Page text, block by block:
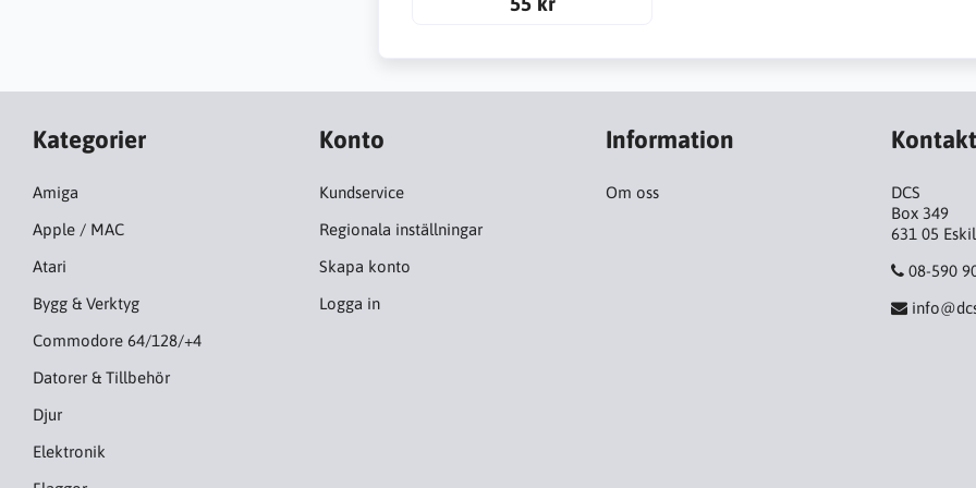
Kategorier
Amiga
Apple / MAC
Atari
Bygg & Verktyg
Commodore 64/128/+4
Datorer & Tillbehör
Djur
Elektronik
Konto
Kundservice
Regionala inställningar
Skapa konto
Logga in
Information
Om oss
Kontakt
DCS
Box 349
631 05
08-590